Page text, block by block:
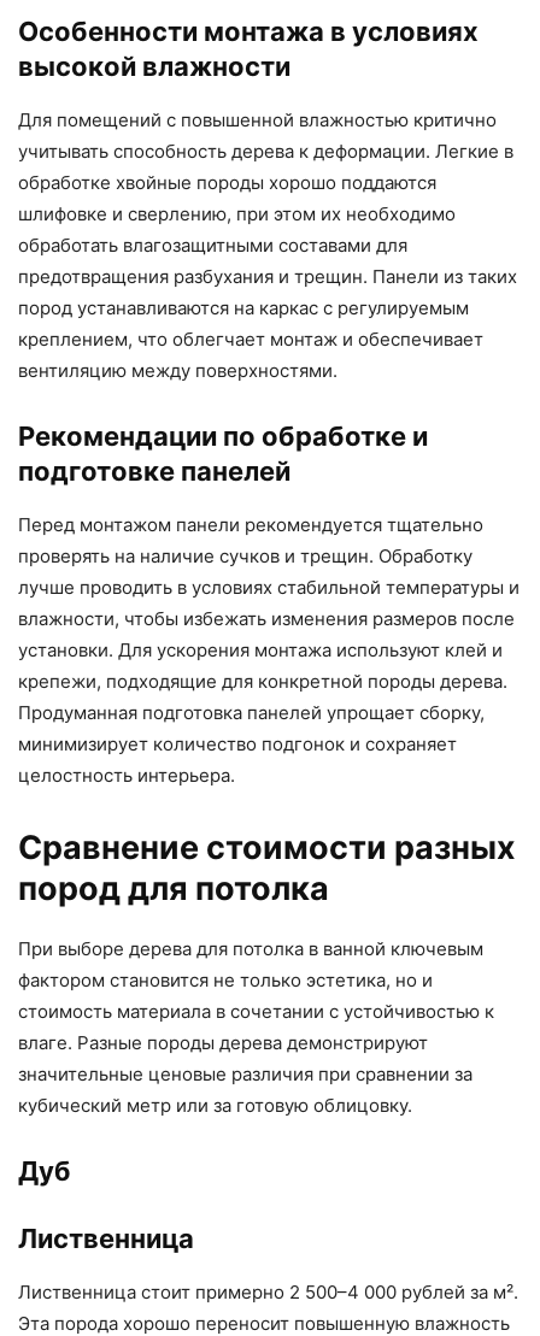
Особенности монтажа в условиях
высокой влажности
Для помещений с повышенной влажностью критично
учитывать способность дерева к деформации. Легкие в
обработке хвойные породы хорошо поддаются
шлифовке и сверлению, при этом их необходимо
обработать влагозащитными составами для
предотвращения разбухания и трещин. Панели из таких
пород устанавливаются на каркас с регулируемым
креплением, что облегчает монтаж и обеспечивает
вентиляцию между поверхностями.
Рекомендации по обработке и
подготовке панелей
Перед монтажом панели рекомендуется тщательно
проверять на наличие сучков и трещин. Обработку
лучше проводить в условиях стабильной температуры и
влажности, чтобы избежать изменения размеров после
установки. Для ускорения монтажа используют клей и
крепежи, подходящие для конкретной породы дерева.
Продуманная подготовка панелей упрощает сборку,
минимизирует количество подгонок и сохраняет
целостность интерьера.
Сравнение стоимости разных
пород для потолка
При выборе дерева для потолка в ванной ключевым
фактором становится не только эстетика, но и
стоимость материала в сочетании с устойчивостью к
влаге. Разные породы дерева демонстрируют
значительные ценовые различия при сравнении за
кубический метр или за готовую облицовку.
Дуб
Лиственница
Лиственница стоит примерно 2 500–4 000 рублей за м².
Эта порода хорошо переносит повышенную влажность